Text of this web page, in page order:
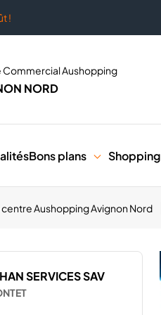
!
Commercial Aushopping
NORD
Bons plans Shopping
Aushopping Avignon Nord
SERVICES SAV